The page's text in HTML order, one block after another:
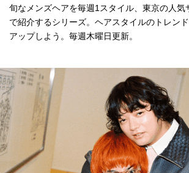
旬なメンズヘアを毎週1スタイル、東京の人気
で紹介するシリーズ。ヘアスタイルのトレン
アップしよう。毎週木曜日更新。